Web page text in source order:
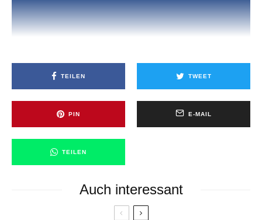
TEILEN TWEET
PIN E-MAIL
TEILEN
Auch interessant